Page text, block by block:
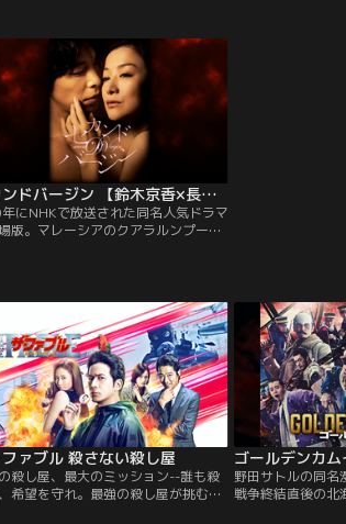
セカンドバージン 【鈴木京香×長谷川博己】
にNHKで放送された同名人気ドラマ
版。マレーシアのクアラルンプール
おぼれていく姿を描く。
ァブル 殺さない殺し屋
殺し屋、最大のミッション--誰も殺
希望を守れ。最強の殺し屋が挑む究
ゴールデンカム
野田サトルの同名
戦争終結直後の北